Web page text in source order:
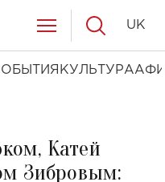
КУЛЬТУРА
UK
Катей
Зибровым: